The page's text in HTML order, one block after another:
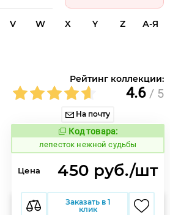
V W X Y Z А-Я
Рейтинг коллекции:
4.6 / 5
На почту
Код товара:
867474 Код товара:
лепесток нежной судьбы
Цена 450 руб./шт
Заказать в 1
клик